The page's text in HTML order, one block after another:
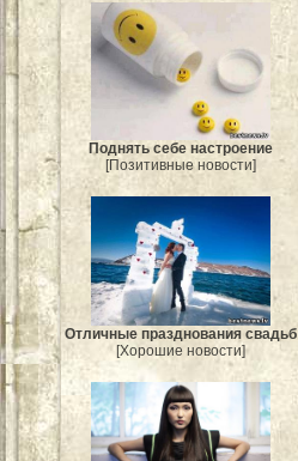
Поднять себе настроение
[Позитивные новости]
Отличные празднования свадьб
[Хорошие новости]